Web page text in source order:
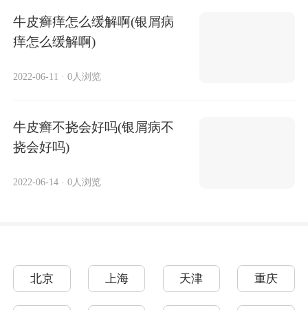
牛皮癣痒怎么缓解啊(银屑病
痒怎么缓解啊)
2022-06-11 · 0人浏览
牛皮癣不挠会好吗(银屑病不
挠会好吗)
2022-06-14 · 0人浏览
北京 上海 天津 重庆